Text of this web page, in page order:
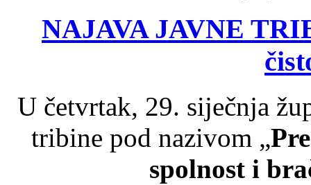
NAJAVA JAVNE
U četvrtak, 29. siječnja
tribine pod nazivom „
spolnost i